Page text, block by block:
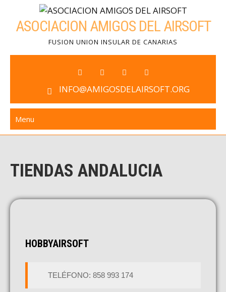
ASOCIACION AMIGOS DEL AIRSOFT
FUSION UNION INSULAR DE CANARIAS
INFO@AMIGOSDELAIRSOFT.ORG
Menu
TIENDAS ANDALUCIA
HOBBYAIRSOFT
TELÉFONO: 858 993 174